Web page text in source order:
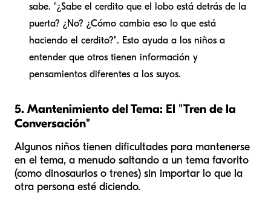
sabe. "¿Sabe el cerdito que el lobo está detrás de la
puerta? ¿No? ¿Cómo cambia eso lo que está
haciendo el cerdito?". Esto ayuda a los niños a
entender que otros tienen información y
pensamientos diferentes a los suyos.
5. Mantenimiento del Tema: El "Tren de la
Conversación"
Algunos niños tienen dificultades para mantenerse
en el tema, a menudo saltando a un tema favorito
(como dinosaurios o trenes) sin importar lo que la
otra persona esté diciendo.